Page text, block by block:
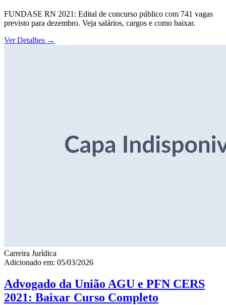
FUNDASE RN 2021: Edital de concurso público com 741 vagas
previsto para dezembro. Veja salários, cargos e como baixar.
Ver Detalhes →
Carreira Jurídica
Adicionado em: 05/03/2026
Advogado da União AGU e PFN CERS
2021: Baixar Curso Completo